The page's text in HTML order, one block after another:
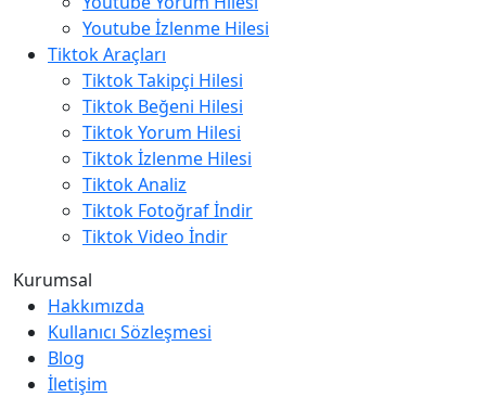
Youtube İzlenme Hilesi
Tiktok Araçları
Tiktok Takipçi Hilesi
Tiktok Beğeni Hilesi
Tiktok Yorum Hilesi
Tiktok İzlenme Hilesi
Tiktok Analiz
Tiktok Fotoğraf İndir
Tiktok Video İndir
Kurumsal
Hakkımızda
Kullanıcı Sözleşmesi
Blog
İletişim